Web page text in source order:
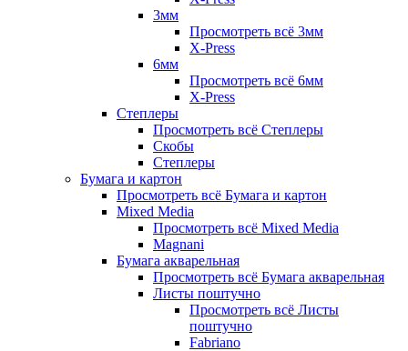
3мм
Просмотреть всё 3мм
X-Press
6мм
Просмотреть всё 6мм
X-Press
Степлеры
Просмотреть всё Степлеры
Скобы
Степлеры
Бумага и картон
Просмотреть всё Бумага и картон
Mixed Media
Просмотреть всё Mixed Media
Magnani
Бумага акварельная
Просмотреть всё Бумага акварельная
Листы поштучно
Просмотреть всё Листы
поштучно
Fabriano